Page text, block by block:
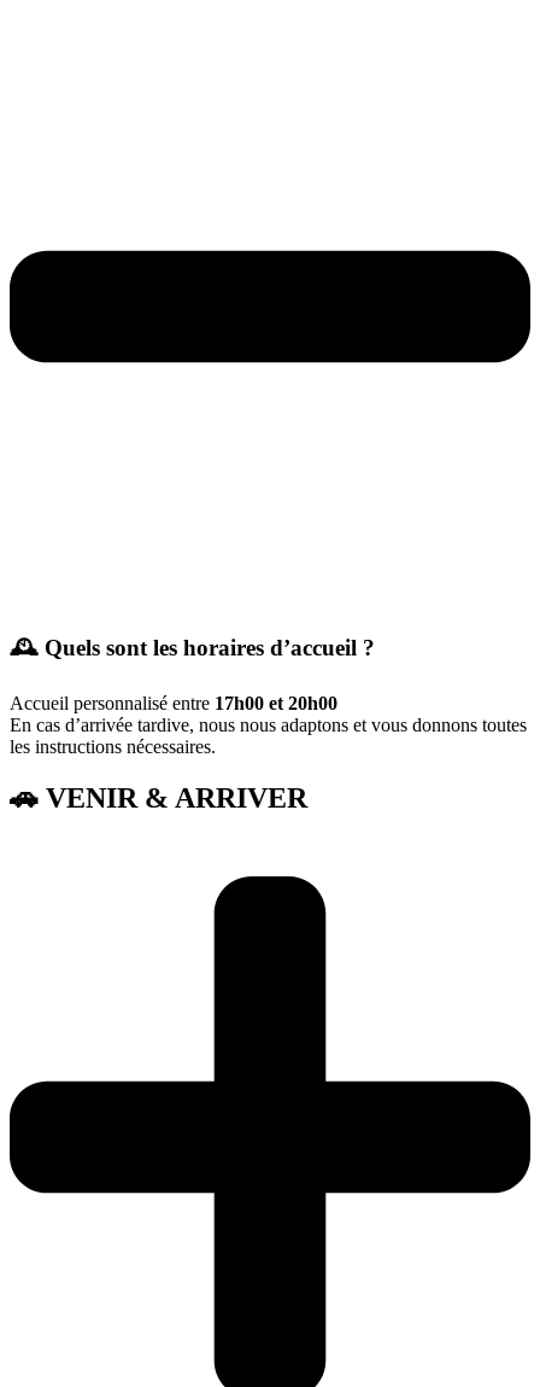
🕰️ Quels sont les horaires d’accueil ?
Accueil personnalisé entre 17h00 et 20h00
En cas d’arrivée tardive, nous nous adaptons et vous donnons toutes
les instructions nécessaires.
🚗 VENIR & ARRIVER